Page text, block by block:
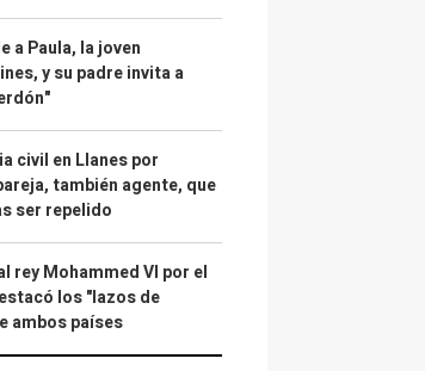
a Paula, la joven
y su padre invita a
civil en Llanes por
también agente, que
ser repelido
rey Mohammed VI por el
los "lazos de
ambos países